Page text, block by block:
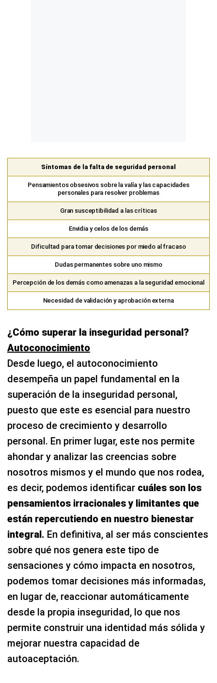
Síntomas de la falta de seguridad personal
Pensamientos obsesivos sobre la valía y las capacidades
personales para resolver problemas
Gran susceptibilidad a las críticas
Envidia y celos de los demás
Dificultad para tomar decisiones por miedo al fracaso
Dudas permanentes sobre uno mismo
Percepción de los demás como amenazas a la seguridad emocional
Necesidad de validación y aprobación externa
¿Cómo superar la inseguridad personal?
Autoconocimiento
Desde luego, el autoconocimiento
desempeña un papel fundamental en la
superación de la inseguridad personal,
puesto que este es esencial para nuestro
proceso de crecimiento y desarrollo
personal. En primer lugar, este nos permite
ahondar y analizar las creencias sobre
nosotros mismos y el mundo que nos rodea,
es decir, podemos identificar cuáles son los
pensamientos irracionales y limitantes que
están repercutiendo en nuestro bienestar
integral. En definitiva, al ser más conscientes
sobre qué nos genera este tipo de
sensaciones y cómo impacta en nosotros,
podemos tomar decisiones más informadas,
en lugar de, reaccionar automáticamente
desde la propia inseguridad, lo que nos
permite construir una identidad más sólida y
mejorar nuestra capacidad de
autoaceptación.